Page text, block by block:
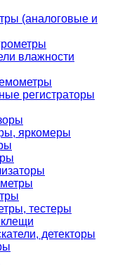
(аналоговые и
влажности
регистраторы
яркомеры
тестеры
детекторы